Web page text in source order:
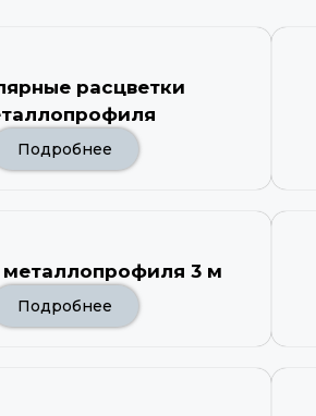
расцветки
Подробнее
металлопрофиля 3 м
Подробнее